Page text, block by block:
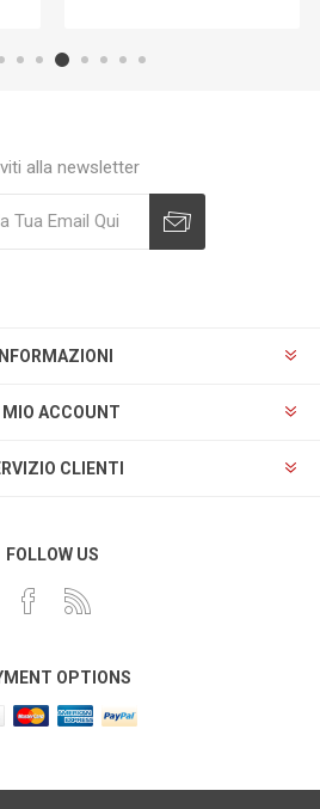
alla newsletter
MIO ACCOUNT
CLIENTI
FOLLOW US
OPTIONS